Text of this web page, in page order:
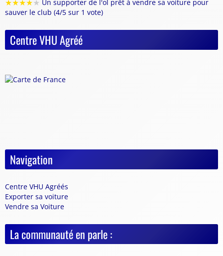
★★★★★ Un supporter de l'ol prêt à vendre sa voiture pour
sauver le club (4/5 sur 1 vote)
Centre VHU Agréé
Navigation
Centre VHU Agréés
Exporter sa voiture
Vendre sa Voiture
La communauté en parle :